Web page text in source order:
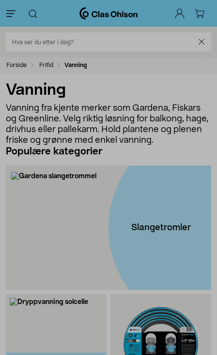
Forside Fritid Vanning
Vanning
Vanning fra kjente merker som Gardena, Fiskars
og Greenline. Velg riktig løsning for balkong, hage,
drivhus eller pallekarm. Hold plantene og plenen
friske og grønne med enkel vanning.
Populære kategorier
Slangetromler